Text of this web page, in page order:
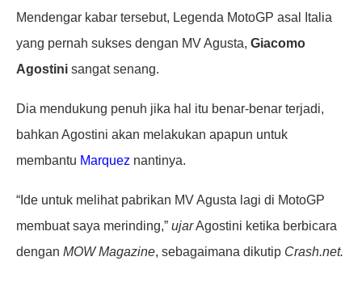
Mendengar kabar tersebut, Legenda MotoGP asal Italia
yang pernah sukses dengan MV Agusta, Giacomo
Agostini sangat senang.
Dia mendukung penuh jika hal itu benar-benar terjadi,
bahkan Agostini akan melakukan apapun untuk
membantu Marquez nantinya.
“Ide untuk melihat pabrikan MV Agusta lagi di MotoGP
membuat saya merinding,” ujarAgostini ketika berbicara
dengan MOW Magazine, sebagaimana dikutip Crash.net.